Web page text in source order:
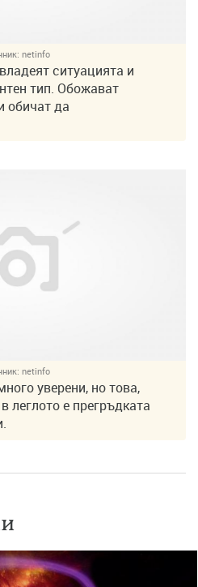
netinfo
ситуацията и
тип. Обожават
обичат да
netinfo
уверени, но това,
леглото е прегръдката